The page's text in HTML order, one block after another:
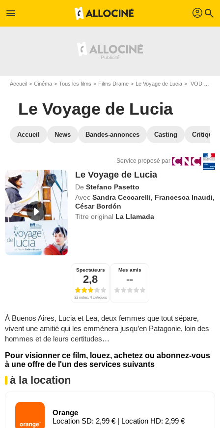
menu profil search
Accueil Cinéma Tous les films Films Drame Le Voyage de Lucia VOD Le Voyage de Lucia
Le Voyage de Lucia
Accueil News Bandes-annonces Casting
Service proposé par
Le Voyage de Lucia
De Stefano Pasetto
Avec Sandra Ceccarelli Francesca Inaudi
César Bordón
Titre original La Llamada
Spectateurs
2,8
32 notes, 4 critiques
Mes amis
--
À Buenos Aires, Lucia et Lea, deux femmes que tout sépare,
vivent une amitié qui les emmènera jusqu’en Patagonie, loin des
hommes et de leurs certitudes…
Pour visionner ce film, louez, achetez ou abonnez-vous
à une offre de l'un des services suivants
à la location
Orange
Location SD: 2,99 € | Location HD: 2,99 €